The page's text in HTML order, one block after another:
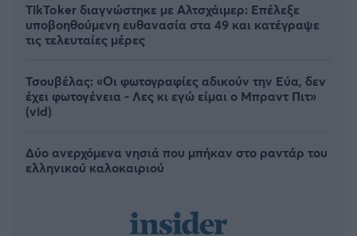
TikToker διαγνώστηκε με Αλτσχάιμερ: Επέλεξε
υποβοηθούμενη ευθανασία στα 49 και κατέγραψε
τις τελευταίες μέρες
Τσουβέλας: «Οι φωτογραφίες αδικούν την Εύα, δεν
έχει φωτογένεια - Λες κι εγώ είμαι ο Μπραντ Πιτ»
(vid)
Δύο ανερχόμενα νησιά που μπήκαν στο ραντάρ του
ελληνικού καλοκαιριού